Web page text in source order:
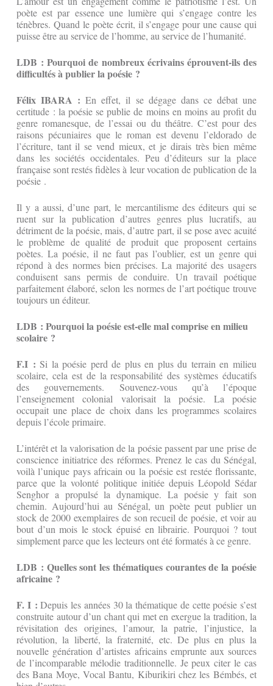
poète est par essence une lumière qui s’engage contre les
ténèbres. Quand le poète écrit, il s’engage pour une cause qui
puisse être au service de l’homme, au service de l’humanité.
LDB : Pourquoi de nombreux écrivains éprouvent-ils des
difficultés à publier la poésie ?
Félix IBARA : En effet, il se dégage dans ce débat une
certitude : la poésie se publie de moins en moins au profit du
genre romanesque, de l’essai ou du théâtre. C’est pour des
raisons pécuniaires que le roman est devenu l’eldorado de
l’écriture, tant il se vend mieux, et je dirais très bien même
dans les sociétés occidentales. Peu d’éditeurs sur la place
française sont restés fidèles à leur vocation de publication de la
poésie .
Il y a aussi, d’une part, le mercantilisme des éditeurs qui se
ruent sur la publication d’autres genres plus lucratifs, au
détriment de la poésie, mais, d’autre part, il se pose avec acuité
le problème de qualité de produit que proposent certains
poètes. La poésie, il ne faut pas l’oublier, est un genre qui
répond à des normes bien précises. La majorité des usagers
conduisent sans permis de conduire. Un travail poétique
parfaitement élaboré, selon les normes de l’art poétique trouve
toujours un éditeur.
LDB : Pourquoi la poésie est-elle mal comprise en milieu
scolaire ?
F.I : Si la poésie perd de plus en plus du terrain en milieu
scolaire, cela est de la responsabilité des systèmes éducatifs
des gouvernements. Souvenez-vous qu’à l’époque
l’enseignement colonial valorisait la poésie. La poésie
occupait une place de choix dans les programmes scolaires
depuis l’école primaire.
L’intérêt et la valorisation de la poésie passent par une prise de
conscience initiatrice des réformes. Prenez le cas du Sénégal,
voilà l’unique pays africain ou la poésie est restée florissante,
parce que la volonté politique initiée depuis Léopold Sédar
Senghor a propulsé la dynamique. La poésie y fait son
chemin. Aujourd’hui au Sénégal, un poète peut publier un
stock de 2000 exemplaires de son recueil de poésie, et voir au
bout d’un mois le stock épuisé en librairie. Pourquoi ? tout
simplement parce que les lecteurs ont été formatés à ce genre.
LDB : Quelles sont les thématiques courantes de la poésie
africaine ?
F. I :Depuis les années 30 la thématique de cette poésie s’est
construite autour d’un chant qui met en exergue la tradition, la
révisitation des origines, l’amour, la patrie, l’injustice, la
révolution, la liberté, la fraternité, etc. De plus en plus la
nouvelle génération d’artistes africains emprunte aux sources
de l’incomparable mélodie traditionnelle. Je peux citer le cas
des Bana Moye, Vocal Bantu, Kiburikiri chez les Bémbés, et